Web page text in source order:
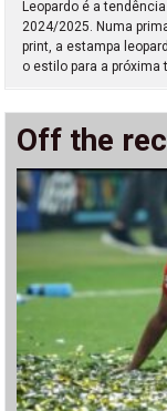
Leopardo é a
2024/2025. Numa
print, a estampa
o estilo para a próxima
Off the